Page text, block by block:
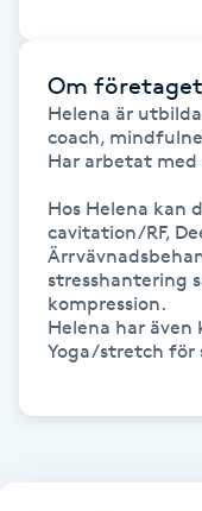
HIFU
Hollywood Peel
Hot Stone Massage
Hot yoga
Hudföryngring
Huduppstramning
Om företaget
Helena är
coach,
Har arbetat med
Hos Helena kan
cavitation/RF,
stresshantering
kompression.
Helena har även
Yoga/stretch för